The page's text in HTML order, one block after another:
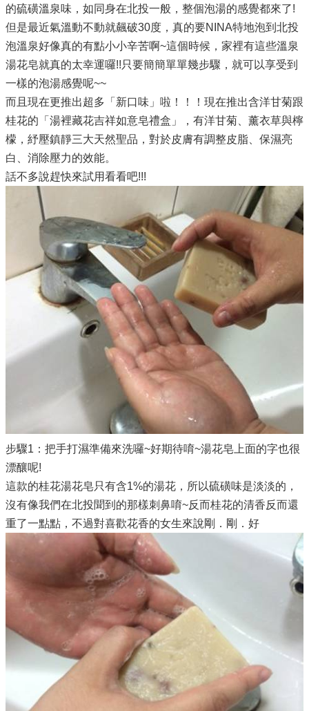
的硫磺溫泉味，如同身在北投一般，整個泡湯的感覺都來了!
但是最近氣溫動不動就飆破30度，真的要NINA特地泡到北投
泡溫泉好像真的有點小小辛苦啊~這個時候，家裡有這些溫泉
湯花皂就真的太幸運囉!!只要簡簡單單幾步驟，就可以享受到
一樣的泡湯感覺呢~~
而且現在更推出超多「新口味」啦！！！現在推出含洋甘菊跟
桂花的「湯裡藏花吉祥如意皂禮盒」，有洋甘菊、薰衣草與檸
檬，紓壓鎮靜三大天然聖品，對於皮膚有調整皮脂、保濕亮
白、消除壓力的效能。
話不多說趕快來試用看看吧!!!
步驟1：把手打濕準備來洗囉~好期待唷~湯花皂上面的字也很
漂釀呢!
這款的桂花湯花皂只有含1%的湯花，所以硫磺味是淡淡的，
沒有像我們在北投聞到的那樣刺鼻唷~反而桂花的清香反而還
重了一點點，不過對喜歡花香的女生來說剛．剛．好